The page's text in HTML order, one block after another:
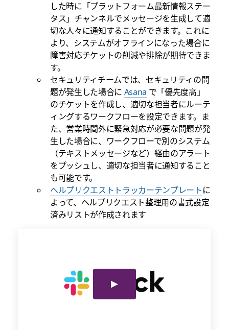
した時に「プラットフォーム最新情報ステー
タス」チャンネルでメッセージを生成して適
切な人々に通知することができます。これに
より、システムがオフラインになった場合に
障害対応チケットの削減や排除が期待できま
す。
セキュリティチームでは、セキュリティの問
題が発生した場合に Asana で「優先度高」
のチケットを作成し、適切な担当者にルーテ
ィングするワークフローを設定できます。ま
た、営業時間外に緊急対応が必要な問題が発
生した場合に、ワークフローで別のシステム
（テキストメッセージなど）経由のアラート
をプッシュし、適切な担当者に通知すること
も可能です。
ヘルプリクエストトラッカーテンプレートに
よって、ヘルプリクエスト整理用の書式設定
済みリストが作成されます